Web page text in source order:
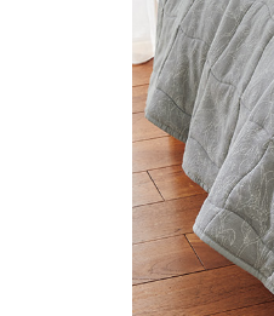
トレーナー／パーカ
セーター／カーディガン
パンツ／スラックス
ショート･クロップドパンツ
シャツ／ブラウス
タンクトップ／キャミソール
トレーナー／パーカ
カーディガン／アンサンブル
ワンピース／チュニック
カーペット／ラグ／マット
カーテン／のれん／簾
インテリアアート･ルームアクセ
クロック／気象計
バス･トイレタリー